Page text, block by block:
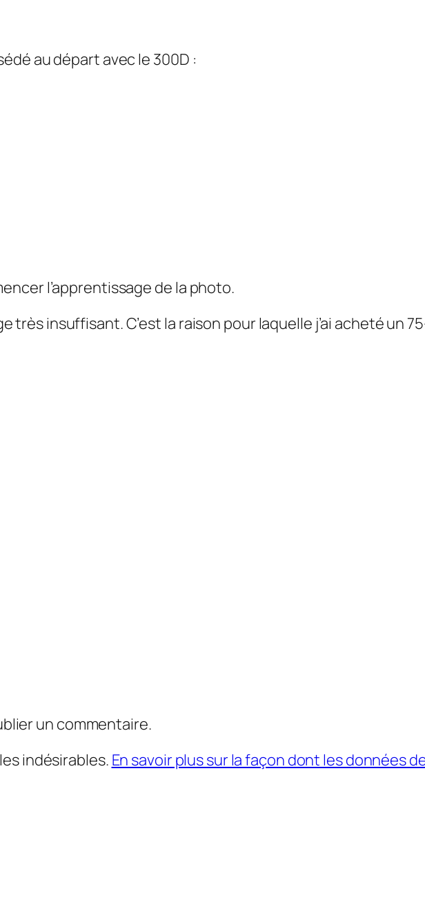
au départ avec le 300D :
l’apprentissage de la photo.
très insuffisant. C’est la raison pour laquelle j’ai acheté un
un commentaire.
indésirables. En savoir plus sur la façon dont les données